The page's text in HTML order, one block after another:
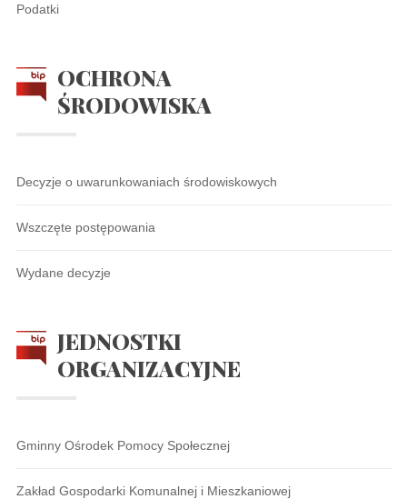
Podatki
OCHRONA
ŚRODOWISKA
Decyzje o uwarunkowaniach środowiskowych
Wszczęte postępowania
Wydane decyzje
JEDNOSTKI
ORGANIZACYJNE
Gminny Ośrodek Pomocy Społecznej
Zakład Gospodarki Komunalnej i Mieszkaniowej